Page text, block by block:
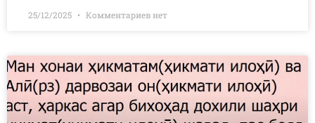
25/12/2025 Комментариев нет